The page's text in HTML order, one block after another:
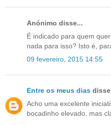
Anónimo disse...
É indicado para quem
nada para isso? Isto é,
09 fevereiro, 2015 14:55
Entre os meus dias
Acho uma excelente
bocadinho elevado, mas